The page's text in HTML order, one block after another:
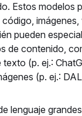
Estos modelos
pueden
de contenido,
texto (p. ej.:
(p. ej.:
lenguaje